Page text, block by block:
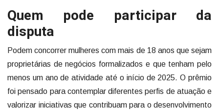
Quem pode participar da
disputa
Podem concorrer mulheres com mais de 18 anos que sejam
proprietárias de negócios formalizados e que tenham pelo
menos um ano de atividade até o início de 2025. O prêmio
foi pensado para contemplar diferentes perfis de atuação e
valorizar iniciativas que contribuam para o desenvolvimento